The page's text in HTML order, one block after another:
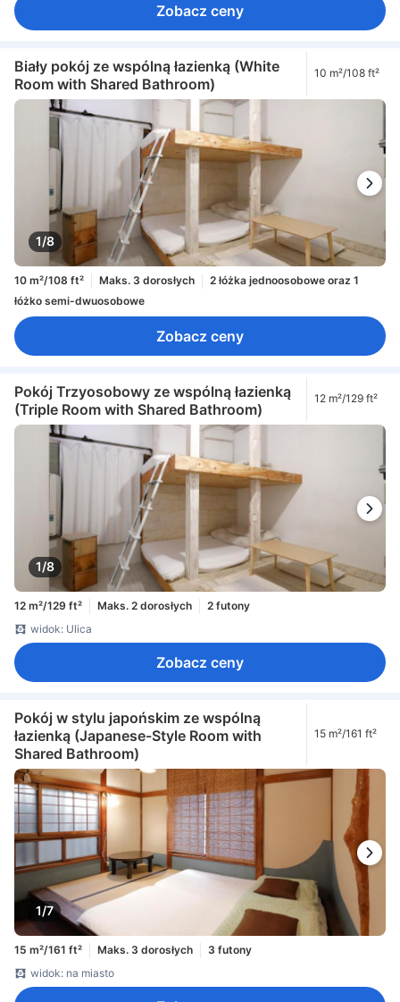
Zobacz ceny
Biały pokój ze wspólną łazienką (White
Room with Shared Bathroom)
10 m²/108 ft²
1/8
10 m²/108 ft² Maks. 3 dorosłych
2 łóżka jednoosobowe oraz 1
łóżko semi-dwuosobowe
Zobacz ceny
Pokój Trzyosobowy ze wspólną łazienką
(Triple Room with Shared Bathroom)
12 m²/129 ft²
1/8
12 m²/129 ft² Maks. 2 dorosłych
2 futony
widok: Ulica
Zobacz ceny
Pokój w stylu japońskim ze wspólną
łazienką (Japanese-Style Room with
Shared Bathroom)
15 m²/161 ft²
1/7
15 m²/161 ft² Maks. 3 dorosłych
3 futony
widok: na miasto